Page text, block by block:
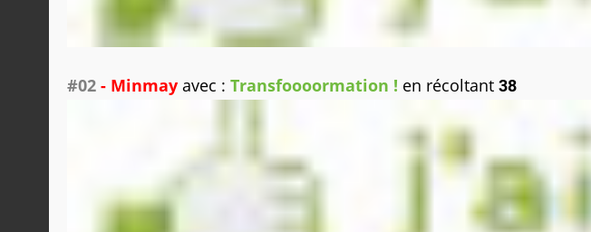
#02 - Minmay avec : Transfoooormation ! en récoltant 38